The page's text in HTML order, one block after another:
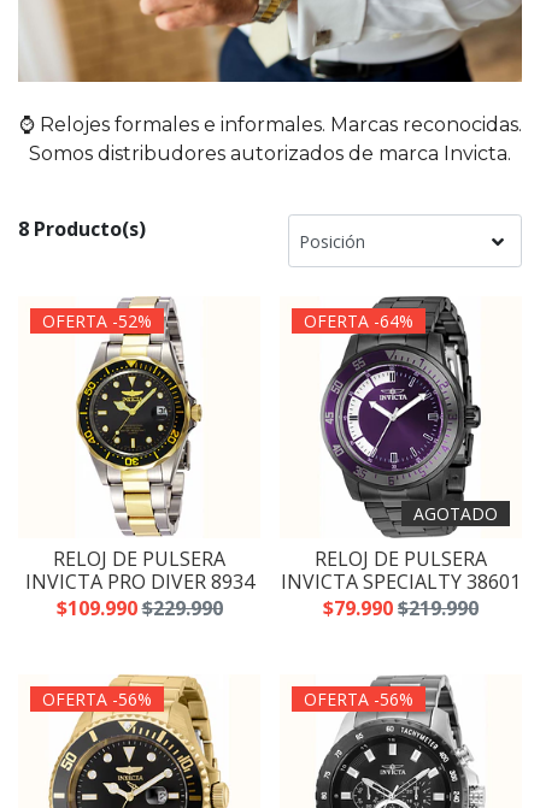
⌚ Relojes formales e informales. Marcas reconocidas.
Somos distribudores autorizados de marca Invicta.
8 Producto(s)
OFERTA -52%
RELOJ DE PULSERA
INVICTA PRO DIVER 8934
$109.990$229.990
OFERTA -64%
AGOTADO
RELOJ DE PULSERA
INVICTA SPECIALTY 38601
$79.990$219.990
OFERTA -56% OFERTA -56%